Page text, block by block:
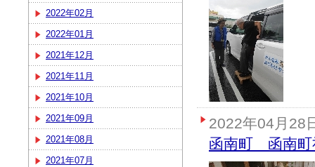
2022年02月
2022年01月
2021年12月
2021年11月
2021年10月
2021年09月
2021年08月
2021年07月
2022年04月28
函南町 函南町